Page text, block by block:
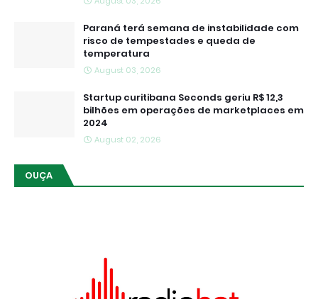
Paraná terá semana de instabilidade com
risco de tempestades e queda de
temperatura
August 03, 2026
Startup curitibana Seconds geriu R$ 12,3
bilhões em operações de marketplaces em
2024
August 02, 2026
OUÇA